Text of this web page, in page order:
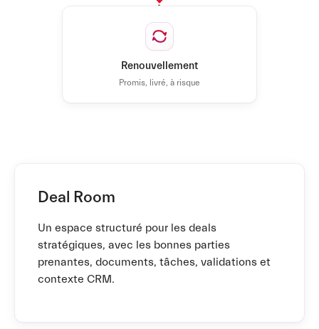
Renouvellement
Promis, livré, à risque
Deal Room
Un espace structuré pour les deals
stratégiques, avec les bonnes parties
prenantes, documents, tâches, validations et
contexte CRM.